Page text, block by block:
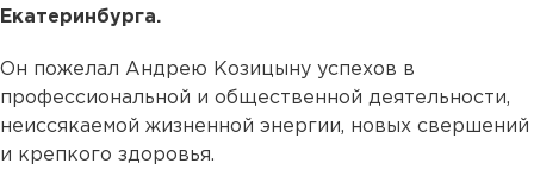
Екатеринбурга.
Он пожелал Андрею Козицыну успехов в
профессиональной и общественной деятельности,
неиссякаемой жизненной энергии, новых свершений
и крепкого здоровья.